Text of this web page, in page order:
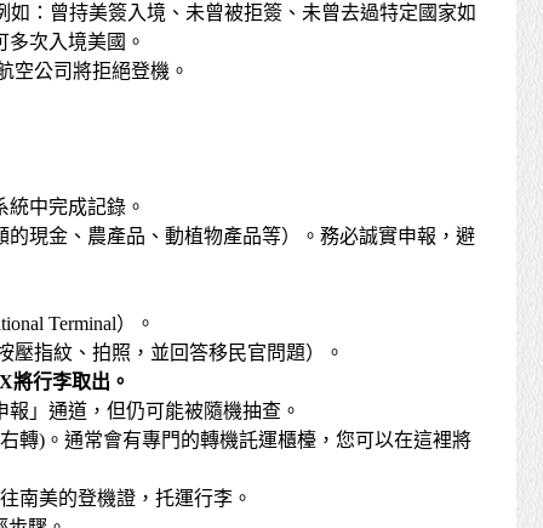
如：曾持美簽入境、未曾被拒簽、未曾去過特定國家如
次入境美國。
空公司將拒絕登機。
中完成記錄。
現金、農產品、動植物產品等）。務必誠實申報，避
Terminal）。
指紋、拍照，並回答移民官問題）。
將行李取出。
」通道，但仍可能被隨機抽查。
轉)。通常會有專門的轉機託運櫃檯，您可以在這裡將
南美的登機證，托運行李。